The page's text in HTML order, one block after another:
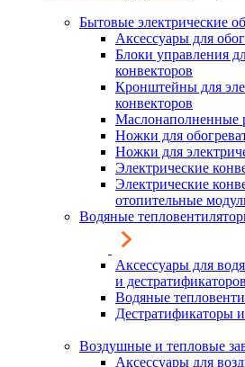
Бытовые электрические
Аксессуары для
Блоки управления
конвекторов
Кронштейны для
конвекторов
Маслонаполненные
Ножки для
Ножки для
Электрические
Электрические
отопительные
Водяные
Аксессуары для
и дестратификаторов
Водяные
Дестратификаторы
Воздушные и тепловые
Аксессуары для